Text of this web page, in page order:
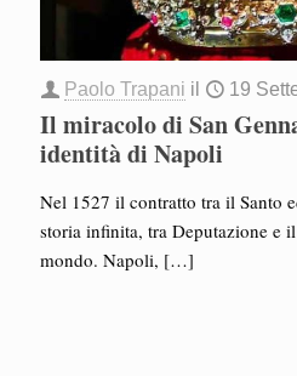
Paolo Trapani il 19
Il miracolo di San
identità di Napoli
Nel 1527 il contratto tra il Santo
storia infinita, tra Deputazione e
mondo. Napoli, […]